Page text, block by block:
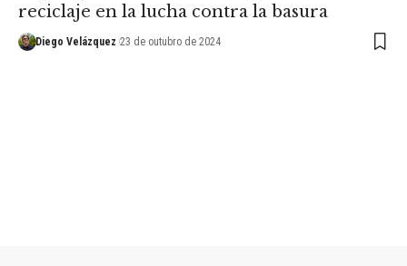
reciclaje en la lucha contra la basura
Diego Velázquez 23 de outubro de 2024